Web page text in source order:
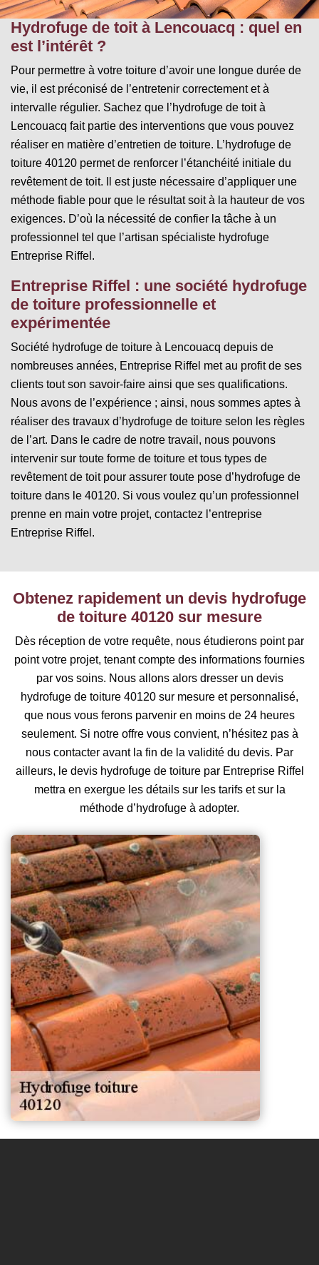
Hydrofuge de toit à Lencouacq : quel en
est l’intérêt ?
Pour permettre à votre toiture d’avoir une longue durée de
vie, il est préconisé de l’entretenir correctement et à
intervalle régulier. Sachez que l’hydrofuge de toit à
Lencouacq fait partie des interventions que vous pouvez
réaliser en matière d’entretien de toiture. L’hydrofuge de
toiture 40120 permet de renforcer l’étanchéité initiale du
revêtement de toit. Il est juste nécessaire d’appliquer une
méthode fiable pour que le résultat soit à la hauteur de vos
exigences. D’où la nécessité de confier la tâche à un
professionnel tel que l’artisan spécialiste hydrofuge
Entreprise Riffel.
Entreprise Riffel : une société hydrofuge
de toiture professionnelle et
expérimentée
Société hydrofuge de toiture à Lencouacq depuis de
nombreuses années, Entreprise Riffel met au profit de ses
clients tout son savoir-faire ainsi que ses qualifications.
Nous avons de l’expérience ; ainsi, nous sommes aptes à
réaliser des travaux d’hydrofuge de toiture selon les règles
de l’art. Dans le cadre de notre travail, nous pouvons
intervenir sur toute forme de toiture et tous types de
revêtement de toit pour assurer toute pose d’hydrofuge de
toiture dans le 40120. Si vous voulez qu’un professionnel
prenne en main votre projet, contactez l’entreprise
Entreprise Riffel.
Obtenez rapidement un devis hydrofuge
de toiture 40120 sur mesure
Dès réception de votre requête, nous étudierons point par
point votre projet, tenant compte des informations fournies
par vos soins. Nous allons alors dresser un devis
hydrofuge de toiture 40120 sur mesure et personnalisé,
que nous vous ferons parvenir en moins de 24 heures
seulement. Si notre offre vous convient, n’hésitez pas à
nous contacter avant la fin de la validité du devis. Par
ailleurs, le devis hydrofuge de toiture par Entreprise Riffel
mettra en exergue les détails sur les tarifs et sur la
méthode d’hydrofuge à adopter.